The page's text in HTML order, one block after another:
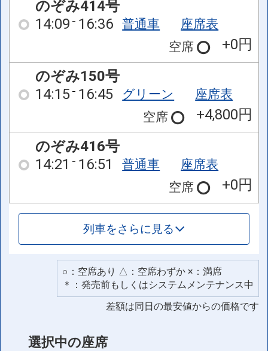
のぞみ414号
14:09 16:36 普通車
座席表
空席
+0円
のぞみ150号
14:15 16:45 グリーン
座席表
空席
+4,800円
のぞみ416号
14:21
16:51 普通車
座席表
空席
+0円
列車をさらに見る
○：空席あり △：空席わずか ×：満席
＊：発売前もしくはシステムメンテナンス中
差額は同日の最安値からの価格です
選択中の座席